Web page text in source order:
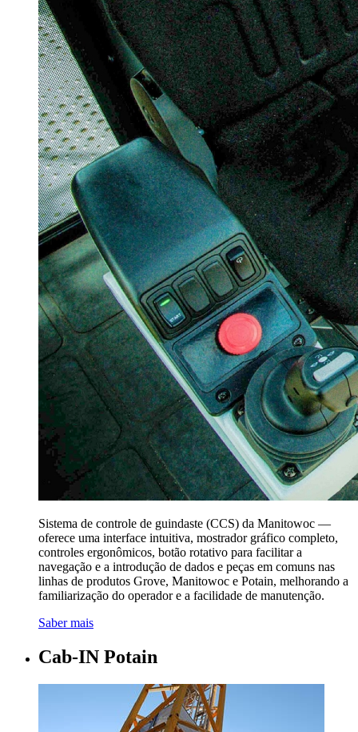
Sistema de controle de guindaste (CCS) da Manitowoc —
oferece uma interface intuitiva, mostrador gráfico completo,
controles ergonômicos, botão rotativo para facilitar a
navegação e a introdução de dados e peças em comuns nas
linhas de produtos Grove, Manitowoc e Potain, melhorando a
familiarização do operador e a facilidade de manutenção.
Saber mais
Cab-IN Potain